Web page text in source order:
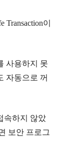
이
사용하지 못
자동으로 꺼
속하지 않았
보안 프로그